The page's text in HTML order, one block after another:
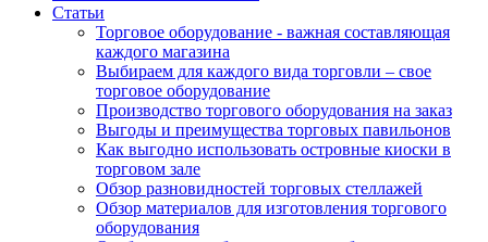
Статьи
Торговое оборудование - важная составляющая
каждого магазина
Выбираем для каждого вида торговли – свое
торговое оборудование
Производство торгового оборудования на заказ
Выгоды и преимущества торговых павильонов
Как выгодно использовать островные киоски в
торговом зале
Обзор разновидностей торговых стеллажей
Обзор материалов для изготовления торгового
оборудования